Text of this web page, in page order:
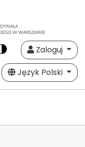
Zaloguj
Język Polski